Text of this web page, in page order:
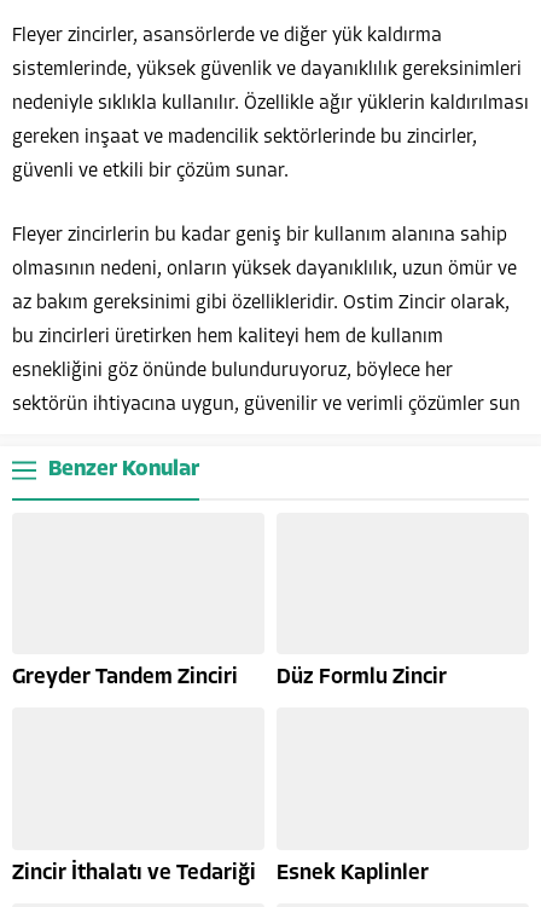
Fleyer zincirler, asansörlerde ve diğer yük kaldırma
sistemlerinde, yüksek güvenlik ve dayanıklılık gereksinimleri
nedeniyle sıklıkla kullanılır. Özellikle ağır yüklerin kaldırılması
gereken inşaat ve madencilik sektörlerinde bu zincirler,
güvenli ve etkili bir çözüm sunar.
Fleyer zincirlerin bu kadar geniş bir kullanım alanına sahip
olmasının nedeni, onların yüksek dayanıklılık, uzun ömür ve
az bakım gereksinimi gibi özellikleridir. Ostim Zincir olarak,
bu zincirleri üretirken hem kaliteyi hem de kullanım
esnekliğini göz önünde bulunduruyoruz, böylece her
sektörün ihtiyacına uygun, güvenilir ve verimli çözümler sun
Benzer Konular
Greyder Tandem Zinciri Düz Formlu Zincir
Zincir İthalatı ve Tedariği Esnek Kaplinler